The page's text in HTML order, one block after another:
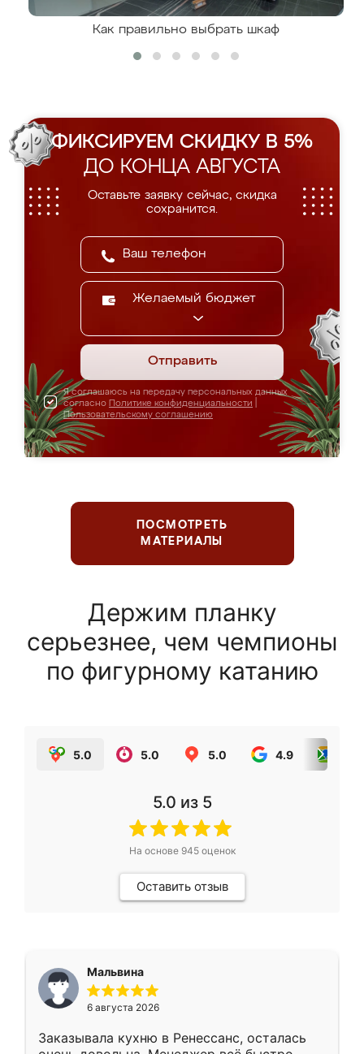
Как правильно выбрать шкаф
ФИКСИРУЕМ СКИДКУ В 5%
ДО КОНЦА АВГУСТА
Оставьте заявку сейчас, скидка
сохранится.
Желаемый бюджет
Отправить
Я соглашаюсь на передачу персональных данных
согласно Политике конфиденциальности
Пользовательскому соглашению
ПОСМОТРЕТЬ
МАТЕРИАЛЫ
Держим планку
серьезнее, чем чемпионы
по фигурному катанию
5.0 5.0 5.0 4.9
5.0 из 5
На основе 945оценок
Оставить отзыв
Мальвина
6 августа 2026
Заказывала кухню в Ренессанс, осталась